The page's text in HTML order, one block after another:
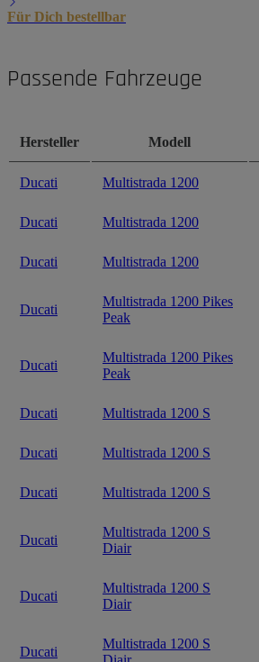
Für Dich bestellbar
Passende Fahrzeuge
Hersteller Modell
Ducati Multistrada 1200
Ducati Multistrada 1200
Ducati Multistrada 1200
Ducati
Multistrada 1200 Pikes
Peak
Ducati
Multistrada 1200 Pikes
Peak
Ducati Multistrada 1200 S
Ducati Multistrada 1200 S
Ducati Multistrada 1200 S
Ducati
Multistrada 1200 S
Diair
Ducati
Multistrada 1200 S
Diair
Ducati
Multistrada 1200 S